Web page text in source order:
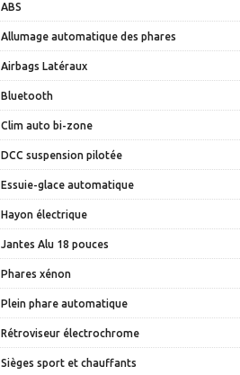
ABS
Allumage automatique des phares
Airbags Latéraux
Bluetooth
Clim auto bi-zone
DCC suspension pilotée
Essuie-glace automatique
Hayon électrique
Jantes Alu 18 pouces
Phares xénon
Plein phare automatique
Rétroviseur électrochrome
Sièges sport et chauffants